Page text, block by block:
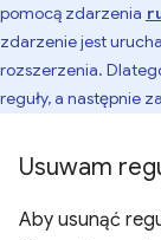
pomocą zdarzenia
zdarzenie jest
rozszerzenia.
reguły, a następnie
Usuwam
Aby usunąć